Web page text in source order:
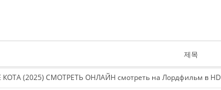
제목
(2025) СМОТРЕТЬ ОНЛАЙН смотреть на Лордфильм в HD